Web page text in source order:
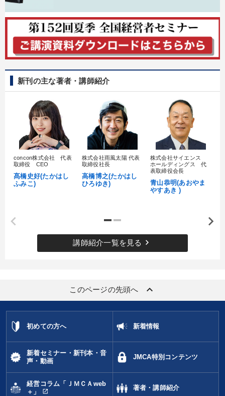
タグ・キーワード
仕事術・ビジネスハック DX 政治家 金利
経済予測 営業 地方企業の勝ち方 一流人
多様性・ダイバーシティ プロ経営者
交渉
運勢・先見 いい会社
松下幸之助 異発想 女性経営者 マネジメント
※「更新」を押すと「タグ・キーワード」を更新いただけます。
新刊の主な著者・講師紹介
concon株式会社 代表
取締役 CEO
髙橋史好(たかはし
ふみこ)
株式会社雨風太陽 代表
取締役社長
高橋博之(たかはし
ひろゆき)
株式会社サイエンス
ホールディングス 代
表取締役会長
青山恭明(あおやま
やすあき )
講師紹介一覧を見る keyboard_arrow_right
このページの先頭へ keyboard_arrow_up
初めての方へ 新着情報
新着セミナー・新刊本・音
声・動画
JMCA特別コンテンツ
経営コラム「ＪＭＣＡweb
＋」
open_in_new
著者・講師紹介